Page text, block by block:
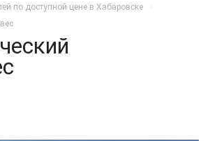
по доступной цене в Хабаровске